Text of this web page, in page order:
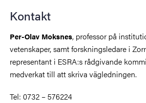
Kontakt
Per-Olav Moksnes, professor på
vetenskaper, samt forskningsledare i
representant i ESRA:s rådgivande
medverkat till att skriva vägledningen.
Tel: 0732 – 576224